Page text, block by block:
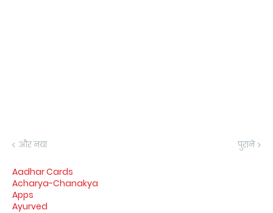
और नया पुराने
Aadhar Cards
Acharya-Chanakya
Apps
Ayurved